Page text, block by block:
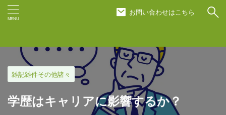
お問い合わせはこちら
雑記雑件その他諸々
学歴はキャリアに影響するか？